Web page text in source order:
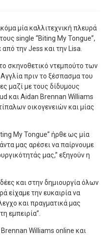
μία καλλιτεχνική πλευρά
single “Biting My Tongue”,
την Jess και την Lisa.
σκηνοθετικό ντεμπούτο των
πριν το ξέσπασμα του
μαζί με τους δίδυμους
και Aidan Brennan Williams
οικογενειών και μίας
My Tongue” ήρθε ως μία
μας αρέσει να παίρνουμε
μας,” εξηγούν η
και στην δημιουργία όλων
είχαμε την ευκαιρία να
και πραγματικά μας
εμπειρία”.
Williams online και